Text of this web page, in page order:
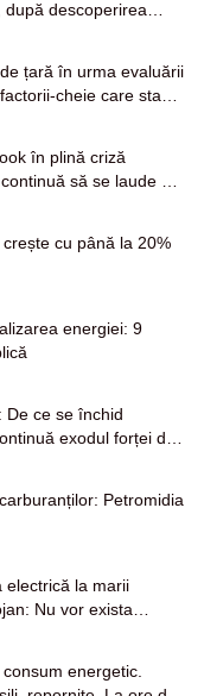
după descoperirea
țară în urma evaluării
cheie care stau
în plină criză
să se laude cu
cu până la 20%
energiei: 9
De ce se închid
exodul forței de
Petromidia
electrică la marii
Nu vor exista
energetic.